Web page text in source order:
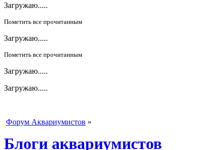
Загружаю.....
Пометить все прочитанным
Загружаю.....
Пометить все прочитанным
Загружаю.....
Загружаю.....
Форум Аквариумистов »
Блоги аквариумистов